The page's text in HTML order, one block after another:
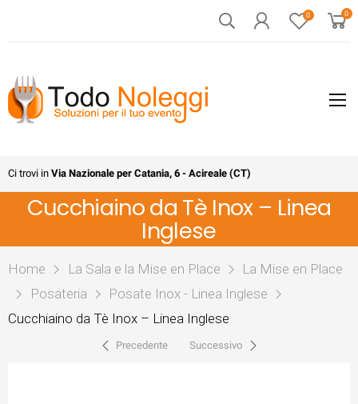
0 0
Ci trovi in Via Nazionale per Catania, 6 - Acireale (CT)
Cucchiaino da Tè Inox – Linea
Inglese
Home La Sala e la Mise en Place
La Mise en Place
Posateria
Posate Inox - Linea Inglese
Cucchiaino da Tè Inox – Linea Inglese
Precedente Successivo